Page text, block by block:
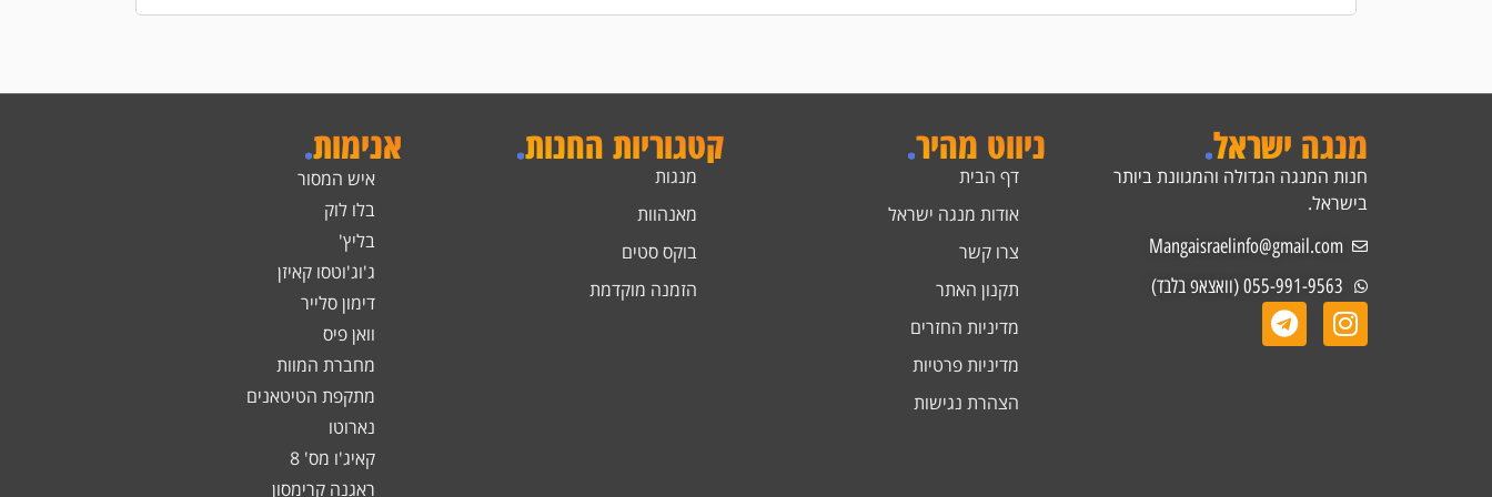
מנגה ישראל.
חנות המנגה הגדולה והמגוונת ביותר
בישראל.
Mangaisraelinfo@gmail.com
055-991-9563 (וואצאפ בלבד)
ניווט מהיר.
דף הבית
אודות מנגה ישראל
צרו קשר
תקנון האתר
מדיניות החזרים
מדיניות פרטיות
הצהרת נגישות
קטגוריות החנות.
מנגות
מאנהוות
בוקס סטים
הזמנה מוקדמת
אנימות.
איש המסור
בלו לוק
בליץ'
ג'וג'וטסו קאיזן
דימון סלייר
וואן פיס
מחברת המוות
מתקפת הטיטאנים
נארוטו
קאיג'ו מס' 8
ראגנה קרימסון